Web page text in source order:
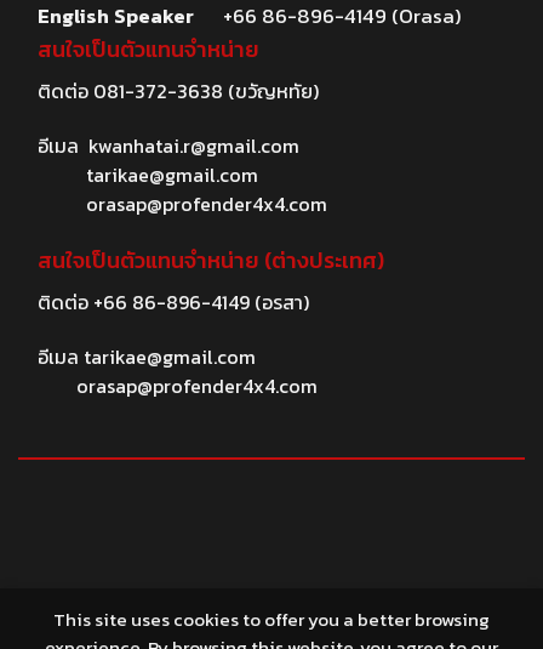
English Speaker
+66 86-896-4149 (Orasa)
สนใจเป็นตัวแทนจำหน่าย
ติดต่อ 081-372-3638 (ขวัญหทัย)
อีเมล kwanhatai.r@gmail.com
tarikae@gmail.com
orasap@profender4x4.com
สนใจเป็นตัวแทนจำหน่าย (ต่างประเทศ)
ติดต่อ +66 86-896-4149(อรสา)
อีเมล tarikae@gmail.com
orasap@profender4x4.com
This site uses cookies to offer you a better browsing